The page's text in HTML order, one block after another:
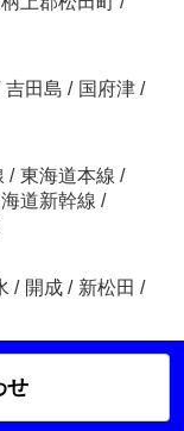
吉田島 / 国府津 /
/ 東海道本線 /
道新幹線 /
/ 開成 / 新松田 /
せ